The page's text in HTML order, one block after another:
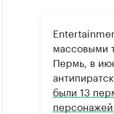
массовыми
Пермь, в
были 13
персонажей.